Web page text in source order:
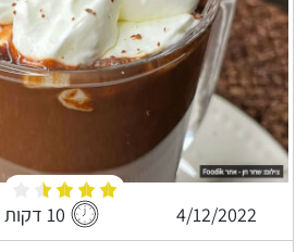
4/12/2022 10 דקות